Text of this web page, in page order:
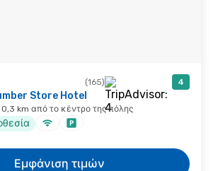
(165) 4
Store Hotel
km από το κέντρο της πόλης
Εμφάνιση τιμών